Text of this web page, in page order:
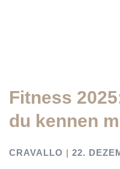
Fitness
du kennen
CRAVALLO 22.